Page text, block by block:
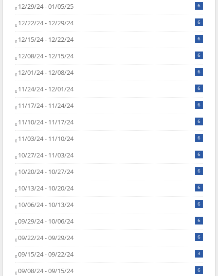
12/29/24 - 01/05/25 6
12/22/24 - 12/29/24 6
12/15/24 - 12/22/24 6
12/08/24 - 12/15/24 6
12/01/24 - 12/08/24 6
11/24/24 - 12/01/24 6
11/17/24 - 11/24/24 6
11/10/24 - 11/17/24 6
11/03/24 - 11/10/24 6
10/27/24 - 11/03/24 6
10/20/24 - 10/27/24 6
10/13/24 - 10/20/24 6
10/06/24 - 10/13/24 6
09/29/24 - 10/06/24 6
09/22/24 - 09/29/24 6
09/15/24 - 09/22/24 3
09/08/24 - 09/15/24 6